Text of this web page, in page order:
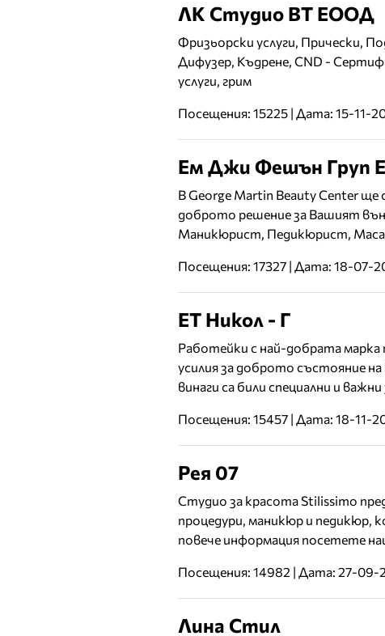
ЛК Студио ВТ ЕООД
Фризьорски услуги, Прически,
Дифузер, Къдрене, CND -
услуги, грим
Посещения: 15225 | Дата: 15-11-
Ем Джи Фешън Груп
В George Martin Beauty Center
доброто решение за Вашият
Маникюрист, Педикюрист,
Посещения: 17327 | Дата: 18-07-
ЕТ Никол - Г
Работейки с най-добрата марка
усилия за доброто състояние
винаги са били специални и
Посещения: 15457 | Дата: 18-11-
Рея 07
Студио за красота Stilissimo
процедури, маникюр и педикюр,
повече информация посетете
Посещения: 14982 | Дата: 27-09-
Лина Стил